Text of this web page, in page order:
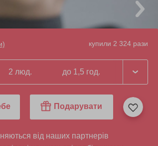
купили 2 324 рази
2 люд. до 1,5 год.
Подарувати
від наших партнерів